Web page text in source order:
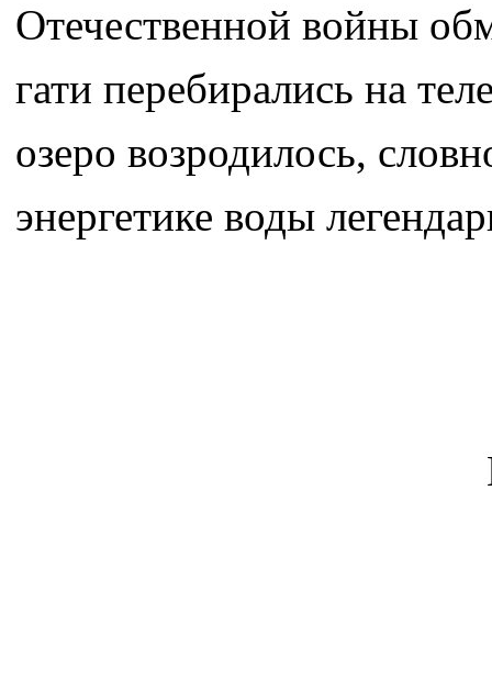
Отечественной войны
гати перебирались на
озеро возродилось,
энергетике воды